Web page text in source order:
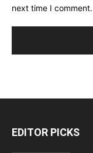
next time I comment.
EDITOR PICKS